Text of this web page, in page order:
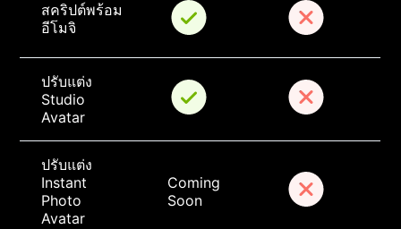
สคริปต์พร้อม
อีโมจิ
ปรับแต่ง
Studio
Avatar
ปรับแต่ง
Instant
Photo
Avatar
Coming
Soon